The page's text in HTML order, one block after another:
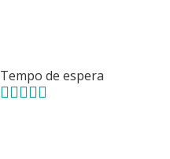
Tempo de espera